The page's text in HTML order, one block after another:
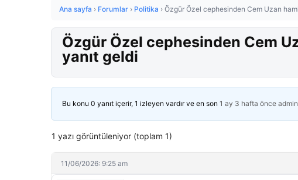
Ana sayfa › Forumlar › Politika › Özgür Özel cephesinden Cem Uzan
Özgür Özel cephesinden Cem
yanıt geldi
Bu konu 0 yanıt içerir, 1 izleyen vardır ve en son 1 ay 3 hafta önce admin
1 yazı görüntüleniyor (toplam 1)
11/06/2026: 9:25 am